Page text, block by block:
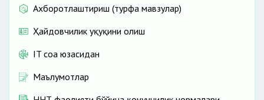
Ахборотлаштириш (турфа мавзулар)
Ҳайдовчилик ҳуқуқини олиш
IT соҳа юзасидан
Маълумотлар